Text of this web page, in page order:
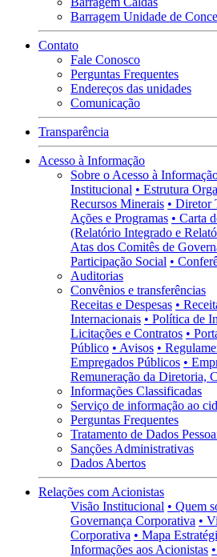
Barragem Unidade de
Contato
Fale Conosco
Perguntas Frequentes
Endereços das unidades
Comunicação
Transparência
Acesso à Informação
Sobre o Acesso à
Institucional • Estrutura
Recursos Minerais • Diretor
Ações e Programas • Carta
(Relatório Integrado e
Atas dos Comitês de
Participação Social •
Auditorias
Convênios e transferências
Receitas e Despesas •
Internacionais • Política de
Licitações e Contratos •
Público • Avisos •
Empregados Públicos •
Remuneração da Diretoria,
Informações Classificadas
Serviço de informação ao
Perguntas Frequentes
Tratamento de Dados
Sanções Administrativas
Dados Abertos
Relações com Acionistas
Visão Institucional • Quem
Governança Corporativa •
Corporativa • Mapa
Informações aos Acionistas